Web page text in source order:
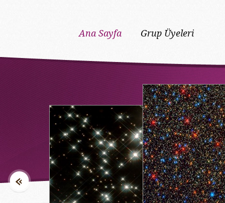
Ana Sayfa Grup Üyeleri